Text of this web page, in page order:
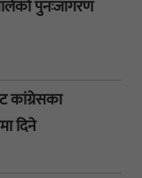
पुनःजागरण
कांग्रेसका
दिने